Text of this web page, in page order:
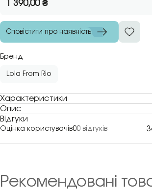
1 390,00₴
Сповістити про наявність
Бренд
Lola From Rio
Характеристики
Опис
Відгуки
Оцінка користувачів00 відгуків
Рекомендовані